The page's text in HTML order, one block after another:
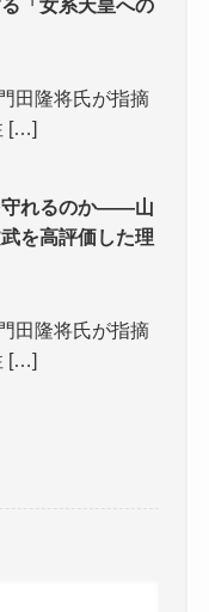
「女系天皇への
田隆将氏が指摘
[…]
守れるのか――山
を高評価した理
田隆将氏が指摘
[…]